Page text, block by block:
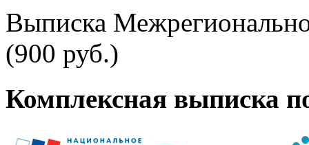
Выписка
(900 руб.)
Комплексная выписка